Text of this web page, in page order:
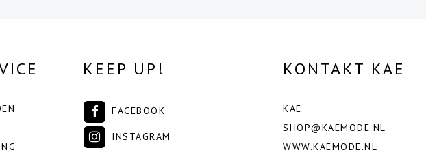
KEEP UP!
FACEBOOK
INSTAGRAM
KONTAKT KAE
KAE
SHOP@KAEMODE.NL
WWW.KAEMODE.NL